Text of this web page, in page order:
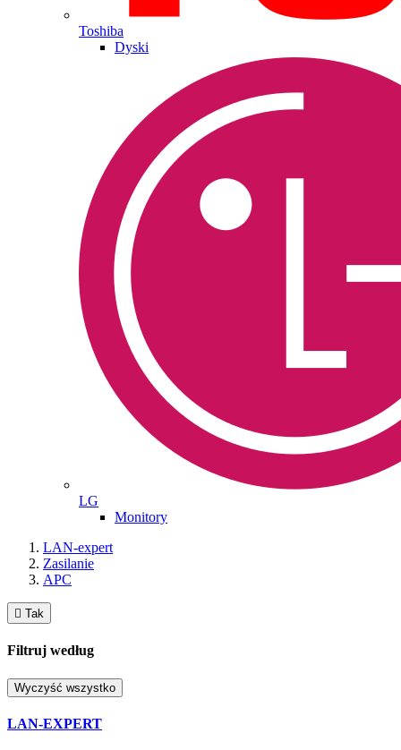
Toshiba
Dyski
LG
Monitory
LAN-expert
Zasilanie
APC
 Tak
Filtruj według
Wyczyść wszystko
LAN-EXPERT